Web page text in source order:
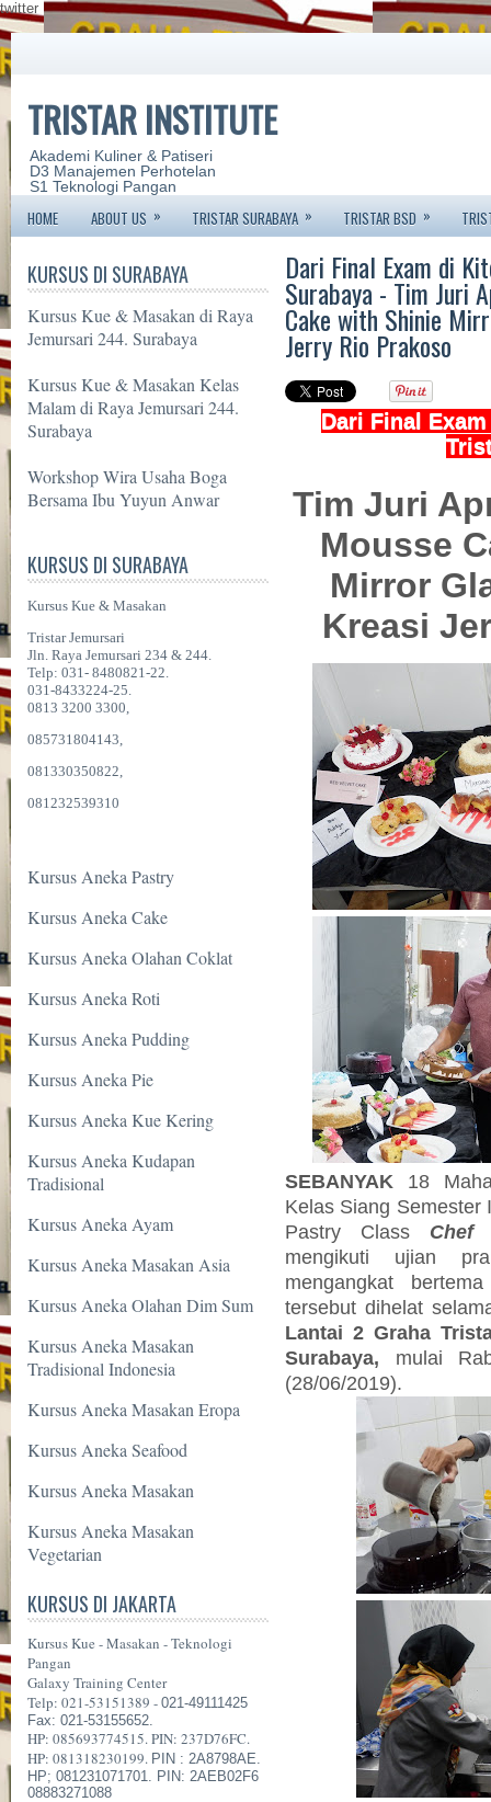
twitter
TRISTAR INSTITUTE
Akademi Kuliner & Patiseri
D3 Manajemen Perhotelan
S1 Teknologi Pangan
HOME ABOUT US » TRISTAR SURABAYA » TRISTAR BSD »
KURSUS DI SURABAYA
Kursus Kue & Masakan di Raya
Jemursari 244. Surabaya
Kursus Kue & Masakan Kelas
Malam di Raya Jemursari 244.
Surabaya
Workshop Wira Usaha Boga
Bersama Ibu Yuyun Anwar
KURSUS DI SURABAYA
Kursus Kue & Masakan
Tristar Jemursari
Jln. Raya Jemursari 234 & 244.
Telp: 031- 8480821-22.
031-8433224-25.
0813 3200 3300,
085731804143,
081330350822,
081232539310
Kursus Aneka Pastry
Kursus Aneka Cake
Kursus Aneka Olahan Coklat
Kursus Aneka Roti
Kursus Aneka Pudding
Kursus Aneka Pie
Kursus Aneka Kue Kering
Kursus Aneka Kudapan
Tradisional
Kursus Aneka Ayam
Kursus Aneka Masakan Asia
Kursus Aneka Olahan Dim Sum
Kursus Aneka Masakan
Tradisional Indonesia
Kursus Aneka Masakan Eropa
Kursus Aneka Seafood
Kursus Aneka Masakan
Kursus Aneka Masakan
Vegetarian
KURSUS DI JAKARTA
Kursus Kue - Masakan - Teknologi
Pangan
Galaxy Training Center
Telp: 021-53151389 - 021-49111425
Fax: 021-53155652.
HP: 085693774515. PIN: 237D76FC.
HP: 081318230199. PIN : 2A8798AE.
HP; 081231071701. PIN: 2AEB02F6
08883271088
Dari Final Exam di
Surabaya - Tim Juri
Cake with Shinie
Jerry Rio Prakoso
Dari Final
Tim Juri
Mousse
Mirror
Kreasi
SEBANYAK 18
Kelas Siang Semester
Pastry Class Chef
mengikuti ujian
mengangkat bertema
tersebut dihelat
Lantai 2 Graha
Surabaya, mulai
(28/06/2019).